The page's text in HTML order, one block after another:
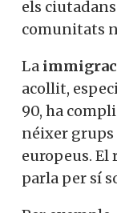
els
comunitats
La
acollit,
90, ha
néixer grups
europeus. El
parla per sí